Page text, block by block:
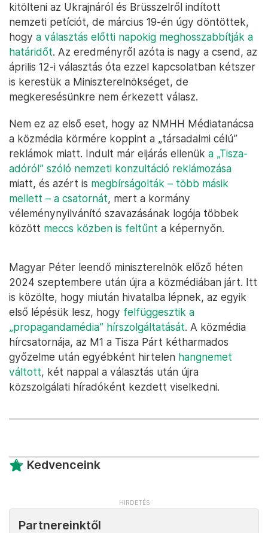
kitölteni az Ukrajnáról és Brüsszelről indított
nemzeti petíciót, de március 19-én úgy döntöttek,
hogy a választás előtti napokig meghosszabbítják a
határidőt. Az eredményről azóta is nagy a csend, az
április 12-i választás óta ezzel kapcsolatban kétszer
is kerestük a Miniszterelnökséget, de
megkeresésünkre nem érkezett válasz.
Nem ez az első eset, hogy az NMHH Médiatanácsa
a közmédia körmére koppint a „társadalmi célú”
reklámok miatt. Indult már eljárás ellenük a „Tisza-
adóról” szóló nemzeti konzultáció reklámozása
miatt, és azért is megbírságolták – több másik
mellett – a csatornát, mert a kormány
véleménynyilvánító szavazásának logója többek
között meccs közben is feltűnt a képernyőn.
Magyar Péter leendő miniszterelnök előző héten
2024 szeptembere után újra a közmédiában járt. Itt
is közölte, hogy miután hivatalba lépnek, az egyik
első lépésük lesz, hogy felfüggesztik a
„propagandamédia” hírszolgáltatását. A közmédia
hírcsatornája, az M1 a Tisza Párt kétharmados
győzelme után egyébként hirtelen hangnemet
váltott, két nappal a választás után újra
közszolgálati híradóként kezdett viselkedni.
Kedvenceink
Partnereinktől